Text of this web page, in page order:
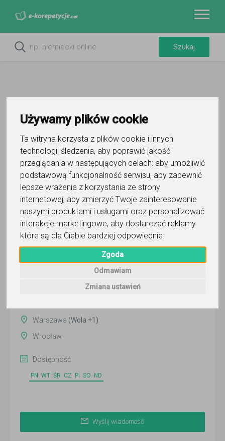
Używamy plików cookie
Ta witryna korzysta z plików cookie i innych
technologii śledzenia, aby poprawić jakość
przeglądania w następujących celach: aby umożliwić
podstawową funkcjonalność serwisu, aby zapewnić
lepsze wrażenia z korzystania ze strony
internetowej, aby zmierzyć Twoje zainteresowanie
naszymi produktami i usługami oraz personalizować
interakcje marketingowe, aby dostarczać reklamy
które są dla Ciebie bardziej odpowiednie
Zgoda
Odmawiam
Zmiana ustawień
Do ulubionych
Oznacz wystąpienie kontaktu
Tomasz Saweczko
Wyślij wiadomość
Ostatnia aktywność:
Warszawa (Wola +1)
Wrocław
Dostępność
PN WT ŚR CZ PI SO ND
Wyślij wiadomość